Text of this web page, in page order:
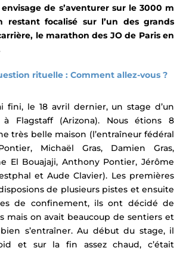
de s’aventurer sur le 3000 m
restant focalisé sur l’un des grands
le marathon des JO de Paris en
rituelle : Comment allez-vous ?
fini, le 18 avril dernier, un stage d’un
Flagstaff (Arizona). Nous étions 8
très belle maison (l’entraîneur fédéral
Michaël Gras, Damien Gras,
El Bouajaji, Anthony Pontier, Jérôme
et Aude Clavier). Les premières
de plusieurs pistes et ensuite
de confinement, ils ont décidé de
mais on avait beaucoup de sentiers et
s’entraîner. Au début du stage, il
et sur la fin assez chaud, c’était